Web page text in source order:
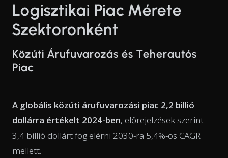
Logisztikai Piac Mérete
Szektoronként
Közúti Árufuvarozás és Teherautós
Piac
A globális közúti árufuvarozási piac 2,2 billió
dollárra értékelt 2024-ben, előrejelzések szerint
3,4 billió dollárt fog elérni 2030-ra 5,4%-os CAGR
mellett.